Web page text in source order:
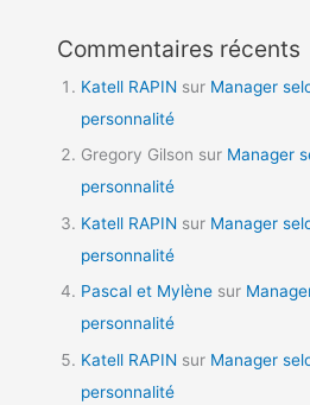
Commentaires récents
Katell RAPIN sur Manager
personnalité
Gregory Gilson sur Manager
personnalité
Katell RAPIN sur Manager
personnalité
Pascal et Mylène sur
personnalité
Katell RAPIN sur Manager
personnalité